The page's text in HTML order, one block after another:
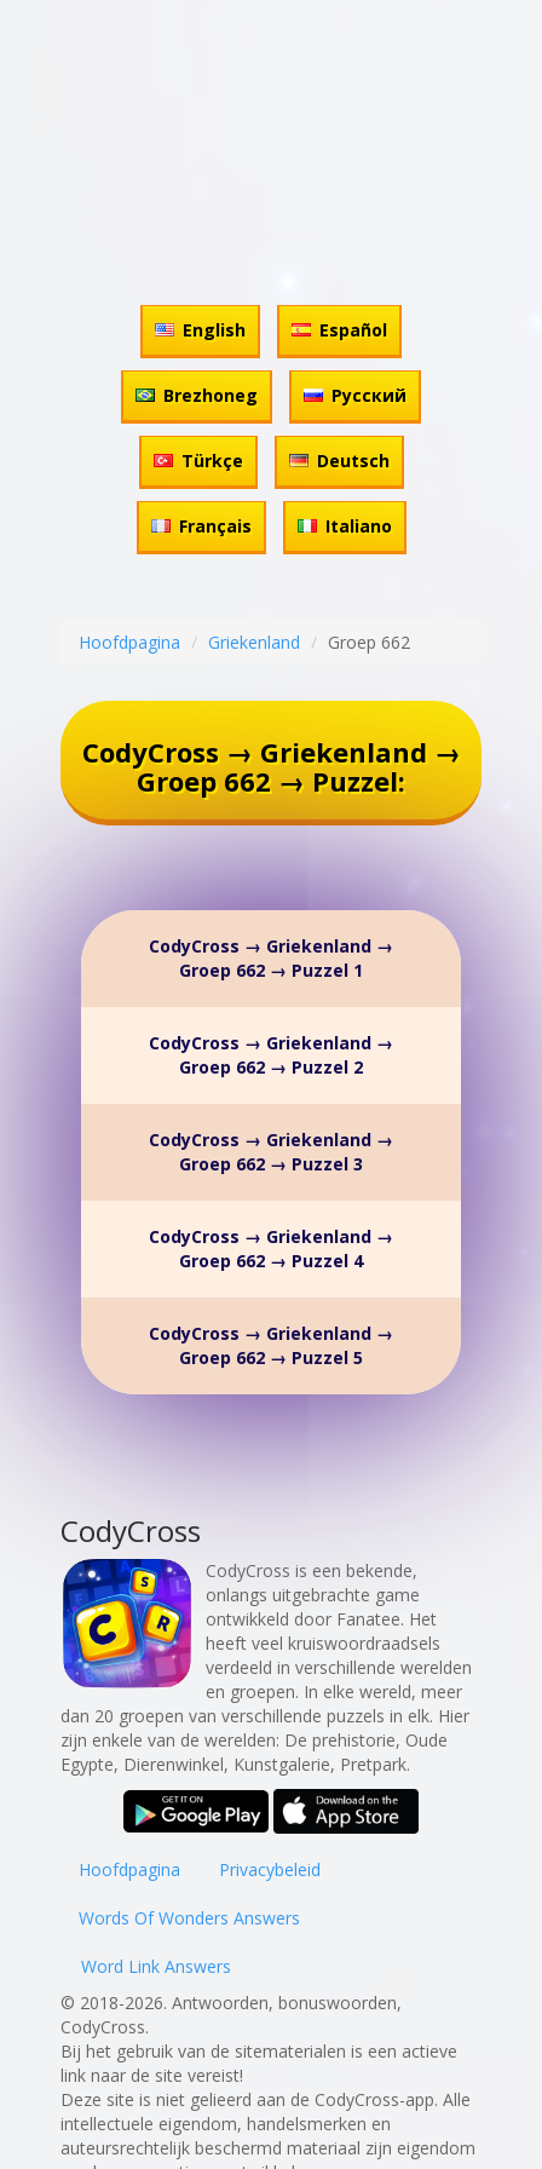
English Español
Brezhoneg Русский
Türkçe Deutsch
Français Italiano
Hoofdpagina Griekenland Groep 662
CodyCross → Griekenland →
Groep 662 → Puzzel:
CodyCross → Griekenland →
Groep 662 → Puzzel 1
CodyCross → Griekenland →
Groep 662 → Puzzel 2
CodyCross → Griekenland →
Groep 662 → Puzzel 3
CodyCross → Griekenland →
Groep 662 → Puzzel 4
CodyCross → Griekenland →
Groep 662 → Puzzel 5
CodyCross
CodyCross is een bekende,
onlangs uitgebrachte game
ontwikkeld door Fanatee. Het
heeft veel kruiswoordraadsels
verdeeld in verschillende werelden
en groepen. In elke wereld, meer
dan 20 groepen van verschillende puzzels in elk. Hier
zijn enkele van de werelden: De prehistorie, Oude
Egypte, Dierenwinkel, Kunstgalerie, Pretpark.
Hoofdpagina Privacybeleid
Words Of Wonders Answers
Word Link Answers
© 2018-2026. Antwoorden, bonuswoorden,
CodyCross.
Bij het gebruik van de sitematerialen is een actieve
link naar de site vereist!
Deze site is niet gelieerd aan de CodyCross-app. Alle
intellectuele eigendom, handelsmerken en
auteursrechtelijk beschermd materiaal zijn eigendom